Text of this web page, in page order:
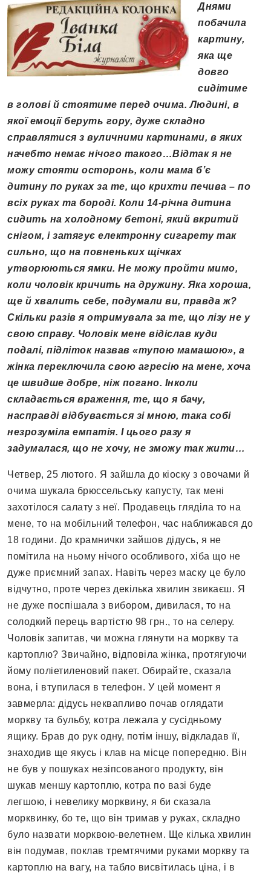
Днями
побачила
картину,
яка ще
довго
сидітиме
в голові й стоятиме перед очима. Людині, в
якої емоції беруть гору, дуже складно
справлятися з вуличними картинами, в яких
начебто немає нічого такого…Відтак я не
можу стояти осторонь, коли мама б’є
дитину по руках за те, що крихти печива – по
всіх руках та бороді. Коли 14-річна дитина
сидить на холодному бетоні, який вкритий
снігом, і затягує електронну сигарету так
сильно, що на повненьких щічках
утворюються ямки. Не можу пройти мимо,
коли чоловік кричить на дружину. Яка хороша,
ще й хвалить себе, подумали ви, правда ж?
Скільки разів я отримувала за те, що лізу не у
свою справу. Чоловік мене відіслав куди
подалі, підліток назвав «тупою мамашою», а
жінка переключила свою агресію на мене, хоча
це швидше добре, ніж погано. Інколи
складається враження, те, що я бачу,
насправді відбувається зі мною, така собі
незрозуміла емпатія. І цього разу я
задумалася, що не хочу, не зможу так жити…
Четвер, 25 лютого. Я зайшла до кіоску з овочами й
очима шукала брюссельську капусту, так мені
захотілося салату з неї. Продавець гляділа то на
мене, то на мобільний телефон, час наближався до
18 години. До крамнички зайшов дідусь, я не
помітила на ньому нічого особливого, хіба що не
дуже приємний запах. Навіть через маску це було
відчутно, проте через декілька хвилин звикаєш. Я
не дуже поспішала з вибором, дивилася, то на
солодкий перець вартістю 98 грн., то на селеру.
Чоловік запитав, чи можна глянути на моркву та
картоплю? Звичайно, відповіла жінка, протягуючи
йому поліетиленовий пакет. Обирайте, сказала
вона, і втупилася в телефон. У цей момент я
завмерла: дідусь неквапливо почав оглядати
моркву та бульбу, котра лежала у сусідньому
ящику. Брав до рук одну, потім іншу, відкладав її,
знаходив ще якусь і клав на місце попередню. Він
не був у пошуках незіпсованого продукту, він
шукав меншу картоплю, котра по вазі буде
легшою, і невелику морквину, я би сказала
морквинку, бо те, що він тримав у руках, складно
було назвати морквою-велетнем. Ще кілька хвилин
він подумав, поклав тремтячими руками моркву та
картоплю на вагу, на табло висвітилась ціна, і в